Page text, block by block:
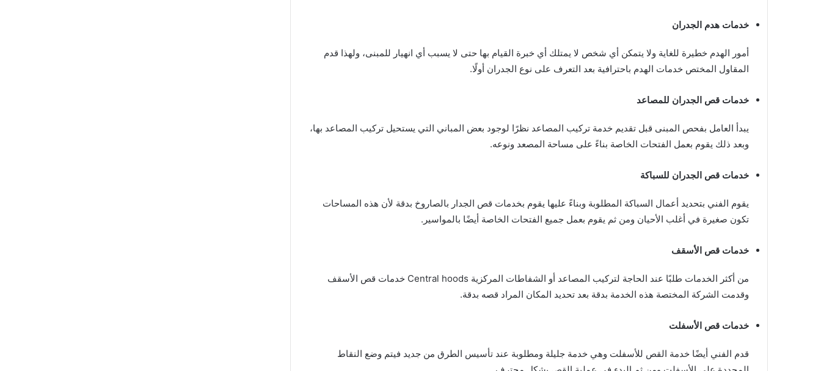
خدمات هدم الجدران
أمور الهدم خطيرة للغاية ولا يتمكن أي شخص لا يمتلك أي خبرة القيام بها حتى لا يسبب أي انهيار للمبنى، ولهذا قدم
المقاول المختص خدمات الهدم باحترافية بعد التعرف على نوع الجدران أولًا.
خدمات قص الجدران للمصاعد
يبدأ العامل بفحص المبنى قبل تقديم خدمة تركيب المصاعد نظرًا لوجود بعض المباني التي يستحيل تركيب المصاعد بها،
وبعد ذلك يقوم بعمل الفتحات الخاصة بناءً على مساحة المصعد ونوعه.
خدمات قص الجدران للسباكة
يقوم الفني بتحديد أعمال السباكة المطلوبة وبناءً عليها يقوم بخدمات قص الجدار بالصاروخ بدقة لأن هذه المساحات
تكون صغيرة في أغلب الأحيان ومن ثم يقوم بعمل جميع الفتحات الخاصة أيضًا بالمواسير.
خدمات قص الأسقف
من أكثر الخدمات طلبًا عند الحاجة لتركيب المصاعد أو الشفاطات المركزية Central hoods خدمات قص الأسقف
وقدمت الشركة المختصة هذه الخدمة بدقة بعد تحديد المكان المراد قصه بدقة.
خدمات قص الأسفلت
قدم الفني أيضًا خدمة القص للأسفلت وهي خدمة جليلة ومطلوبة عند تأسيس الطرق من جديد فيتم وضع النقاط